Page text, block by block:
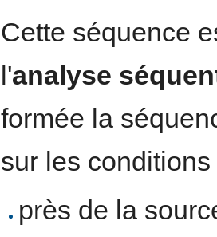
Cette séquence
l'analyse
formée la
sur les
près de la